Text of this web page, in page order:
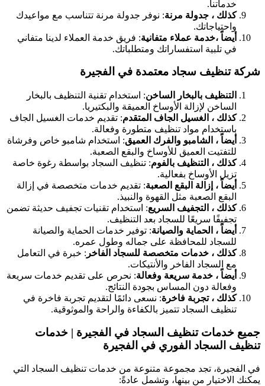
خدماتنا.
كذلك ، جدولة مرنة: نوفر جدولة مرنة تتناسب مع مواعيدك
واحتياجاتك.
أيضاً ،خدمة عملاء متفانية: فريق خدمة العملاء لدينا متفاني
في تلبية استفساراتك ومتطلباتك.
شركة تنظيف سجاد معتمدة في الفجيرة
التنظيف بالبخار الساخن: استخدام تقنية التنظيف بالبخار
الساخن لإزالة الأوساخ العميقة والبكتيريا.
كذلك ، الغسيل الجاف المتقدم: تقديم خدمات الغسيل الجاف
باستخدام مواد تنظيف متطورة وفعالة.
أيضاً ، الشامبو والفرك العميق: استخدام شامبو خاص وفرشاة
للتفتيت العميق للأوساخ والبقع الصعبة.
كذلك ، التنظيف بالفوم: تنظيف السجاد بواسطة رغوة خاصة
تزيل الأوساخ بفعالية.
أيضاً ، إزالة البقع الصعبة: تقديم خدمات متخصصة في إزالة
البقع الصعبة مثل القهوة والنبيذ.
كذلك ، التجفيف السريع: استخدام تقنيات تجفيف حديثة تضمن
تجفيفًا سريعًا للسجاد بعد التنظيف.
أيضاً ، الحماية والصيانة: توفير خدمات الحماية والصيانة
للسجاد للمحافظة على جماله وطول عمره.
كذلك ، خدمات متخصصة للسجاد الفاخر : خبرة في التعامل
مع السجاد الفاخر والأنتيكات.
أيضاً ، خدمة سريعة وفعالة: نحرص على تقديم خدمات سريعة
وفعالة دون المساس بجودة النتائج.
كذلك ، تجربة فاخرة: نسعى دائمًا لتقديم تجربة فاخرة في
تنظيف السجاد تتميز بالكفاءة والراحة والموثوقية.
جميع خدمات تنظيف السجاد في الفجيرة | خدمات
تنظيف السجاد الفوري في الفجيرة
في الفجيرة، تجد مجموعة متنوعة من خدمات تنظيف السجاد التي
يمكنك الاختيار من بينها، وتشمل عادةً: